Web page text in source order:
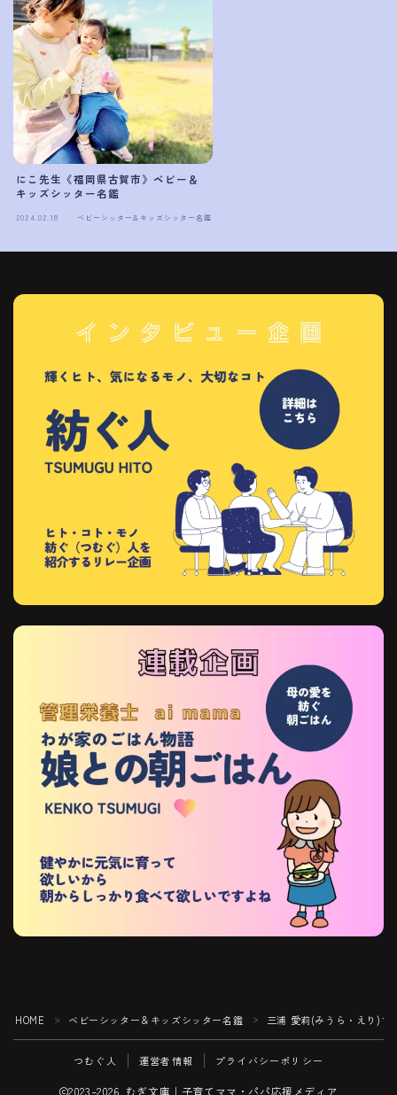
にこ先生《福岡県古賀市》ベビー＆
キッズシッター名鑑
2024.02.18 ベビーシッター＆キッズシッター名鑑
HOME ＞ ベビーシッター＆キッズシッター名鑑 ＞ 三浦 愛莉(みうら・えり)さ
つむぐ人 運営者情報 プライバシーポリシー
2023–2026 むぎ文庫｜子育てママ・パパ応援メディア